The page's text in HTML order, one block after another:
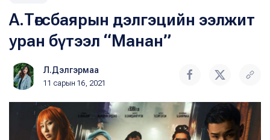
А.Төгсбаярын дэлгэцийн ээлжит
уран бүтээл “Манан”
Л.Дэлгэрмаа
11 сарын 16, 2021